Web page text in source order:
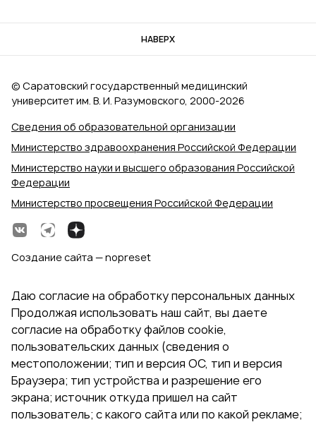
НАВЕРХ
Сведения об образовательной организации
Министерство здравоохранения Российской Федерации
Министерство науки и высшего образования Российской
Федерации
Министерство просвещения Российской Федерации
© Саратовский государственный медицинский
университет им. В. И. Разумовского, 2000‑2026
Создание сайта — nopreset
Даю согласие на обработку персональных данных
Продолжая использовать наш сайт, вы даете
согласие на обработку файлов cookie,
пользовательских данных (сведения о
местоположении; тип и версия ОС, тип и версия
Браузера; тип устройства и разрешение его
экрана; источник откуда пришел на сайт
пользователь; с какого сайта или по какой рекламе;